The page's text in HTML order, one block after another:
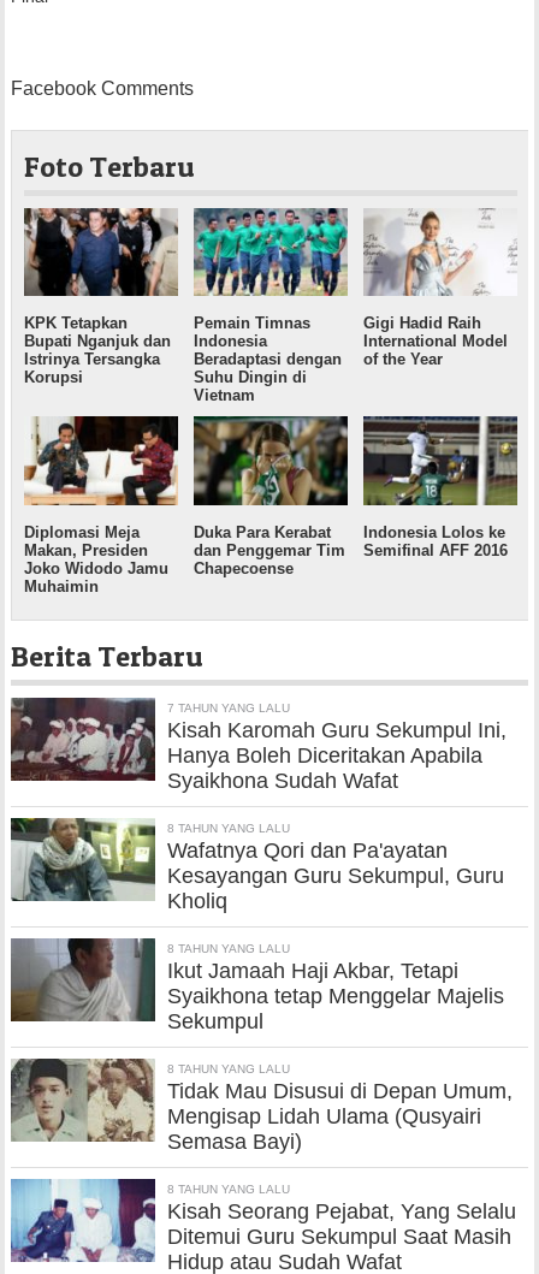
Facebook Comments
Foto Terbaru
KPK Tetapkan
Bupati Nganjuk dan
Istrinya Tersangka
Korupsi
Pemain Timnas
Indonesia
Beradaptasi dengan
Suhu Dingin di
Vietnam
Gigi Hadid Raih
International Model
of the Year
Diplomasi Meja
Makan, Presiden
Joko Widodo Jamu
Muhaimin
Duka Para Kerabat
dan Penggemar Tim
Chapecoense
Indonesia Lolos ke
Semifinal AFF 2016
Berita Terbaru
7 TAHUN YANG LALU
Kisah Karomah Guru Sekumpul Ini,
Hanya Boleh Diceritakan Apabila
Syaikhona Sudah Wafat
8 TAHUN YANG LALU
Wafatnya Qori dan Pa'ayatan
Kesayangan Guru Sekumpul, Guru
Kholiq
8 TAHUN YANG LALU
Ikut Jamaah Haji Akbar, Tetapi
Syaikhona tetap Menggelar Majelis
Sekumpul
8 TAHUN YANG LALU
Tidak Mau Disusui di Depan Umum,
Mengisap Lidah Ulama (Qusyairi
Semasa Bayi)
8 TAHUN YANG LALU
Kisah Seorang Pejabat, Yang Selalu
Ditemui Guru Sekumpul Saat Masih
Hidup atau Sudah Wafat